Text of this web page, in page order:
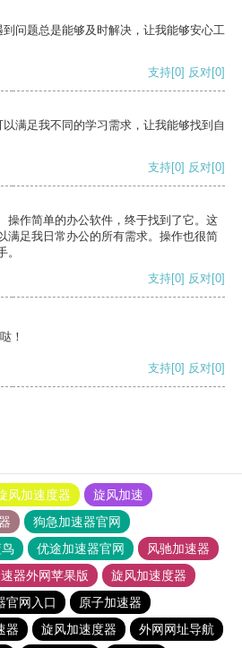
问题总是能够及时解决，让我能够安心工
支持[0] 反对[0]
满足我不同的学习需求，让我能够找到自
支持[0] 反对[0]
操作简单的办公软件，终于找到了它。这
满足我日常办公的所有需求。操作也很简
支持[0] 反对[0]
！
支持[0] 反对[0]
风加速度器
旋风加速
狗急加速器官网
优途加速器官网
风驰加速器
器外网苹果版
旋风加速度器
官网入口
原子加速器
器 旋风加速度器
外网网址导航